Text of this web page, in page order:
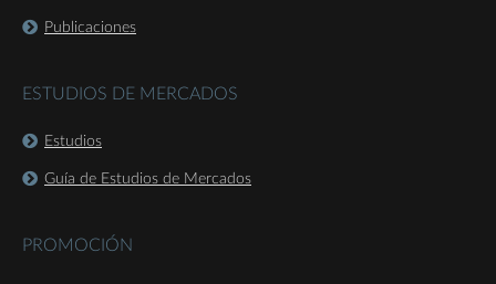
Publicaciones
ESTUDIOS DE MERCADOS
Estudios
Guía de Estudios de Mercados
PROMOCIÓN